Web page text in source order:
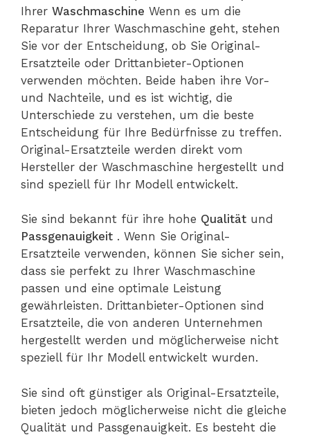
Ihrer Waschmaschine Wenn es um die
Reparatur Ihrer Waschmaschine geht, stehen
Sie vor der Entscheidung, ob Sie Original-
Ersatzteile oder Drittanbieter-Optionen
verwenden möchten. Beide haben ihre Vor-
und Nachteile, und es ist wichtig, die
Unterschiede zu verstehen, um die beste
Entscheidung für Ihre Bedürfnisse zu treffen.
Original-Ersatzteile werden direkt vom
Hersteller der Waschmaschine hergestellt und
sind speziell für Ihr Modell entwickelt.
Sie sind bekannt für ihre hohe Qualität und
Passgenauigkeit . Wenn Sie Original-
Ersatzteile verwenden, können Sie sicher sein,
dass sie perfekt zu Ihrer Waschmaschine
passen und eine optimale Leistung
gewährleisten. Drittanbieter-Optionen sind
Ersatzteile, die von anderen Unternehmen
hergestellt werden und möglicherweise nicht
speziell für Ihr Modell entwickelt wurden.
Sie sind oft günstiger als Original-Ersatzteile,
bieten jedoch möglicherweise nicht die gleiche
Qualität und Passgenauigkeit. Es besteht die